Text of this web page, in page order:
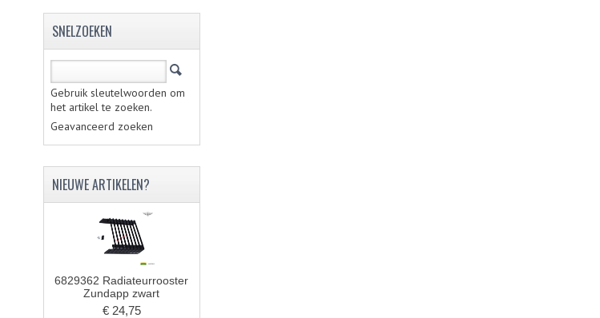
SNELZOEKEN
Gebruik sleutelwoorden om
het artikel te zoeken.
Geavanceerd zoeken
NIEUWE ARTIKELEN?
6829362 Radiateurrooster
Zundapp zwart
€ 24,75